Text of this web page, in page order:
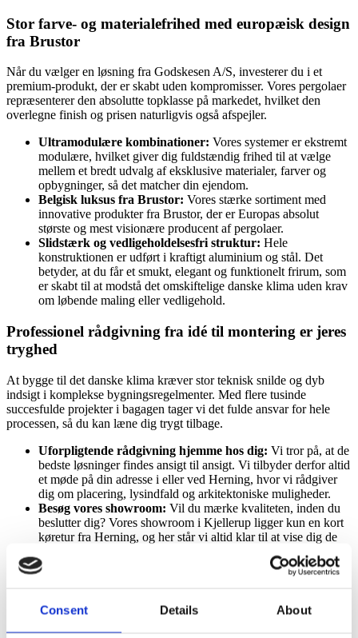
Consent Details About
Stor farve- og materialefrihed med europæisk design
fra Brustor
Når du vælger en løsning fra Godskesen A/S, investerer du i et
premium-produkt, der er skabt uden kompromisser. Vores pergolaer
repræsenterer den absolutte topklasse på markedet, hvilket den
overlegne finish og prisen naturligvis også afspejler.
Ultramodulære kombinationer: Vores systemer er ekstremt
modulære, hvilket giver dig fuldstændig frihed til at vælge
mellem et bredt udvalg af eksklusive materialer, farver og
opbygninger, så det matcher din ejendom.
Belgisk luksus fra Brustor: Vores stærke sortiment med
innovative produkter fra Brustor, der er Europas absolut
største og mest visionære producent af pergolaer.
Slidstærk og vedligeholdelsesfri struktur: Hele
konstruktionen er udført i kraftigt aluminium og stål. Det
betyder, at du får et smukt, elegant og funktionelt frirum, som
er skabt til at modstå det omskiftelige danske klima uden krav
om løbende maling eller vedligehold.
Professionel rådgivning fra idé til montering er jeres
tryghed
At bygge til det danske klima kræver stor teknisk snilde og dyb
indsigt i komplekse bygningsregelmenter. Med flere tusinde
succesfulde projekter i bagagen tager vi det fulde ansvar for hele
processen, så du kan læne dig trygt tilbage.
Uforpligtende rådgivning hjemme hos dig: Vi tror på, at de
bedste løsninger findes ansigt til ansigt. Vi tilbyder derfor altid
et møde på din adresse i eller ved Herning, hvor vi rådgiver
dig om placering, lysindfald og arkitektoniske muligheder.
Besøg vores showroom: Vil du mærke kvaliteten, inden du
beslutter dig? Vores showroom i Kjellerup ligger kun en kort
køretur fra Herning, og her står vi altid klar til at vise dig de
Bæredygtighed, der holder i generationer
Vi vælger vores
råmaterialer med stor omtanke for miljøet og udnytter dem
uderum i så høj kvalitet, at de tilfører ejendommen værdi i